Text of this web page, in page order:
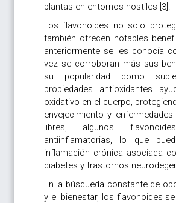
plantas en entornos hostiles [3].
Los flavonoides no solo
también ofrecen notables
anteriormente se les conocía
vez se corroboran más sus
su popularidad como
propiedades antioxidantes
oxidativo en el cuerpo,
envejecimiento y
libres, algunos
antiinflamatorias, lo que
inflamación crónica asociada
diabetes y trastornos
En la búsqueda constante de
y el bienestar, los flavonoides